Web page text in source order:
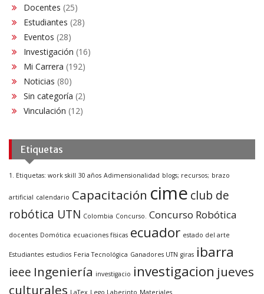
Docentes (25)
Estudiantes (28)
Eventos (28)
Investigación (16)
Mi Carrera (192)
Noticias (80)
Sin categoría (2)
Vinculación (12)
Etiquetas
1. Etiquetas: work skill 30 años Adimensionalidad blogs; recursos; brazo
artificial calendario Capacitación cime club de
robótica UTN Colombia Concurso. Concurso Robótica
docentes Domótica ecuaciones físicas ecuador estado del arte
Estudiantes estudios Feria Tecnológica Ganadores UTN giras ibarra
ieee Ingeniería investigacio investigacion jueves
culturales